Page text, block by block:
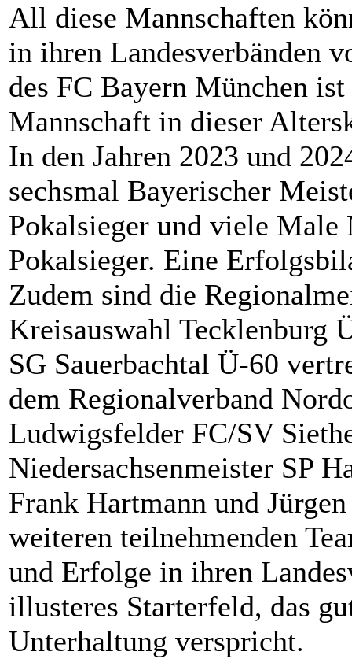
All diese Mannschaften
in ihren Landesverbänden
des FC Bayern München
Mannschaft in dieser
In den Jahren 2023 und
sechsmal Bayerischer
Pokalsieger und viele
Pokalsieger. Eine
Zudem sind die
Kreisauswahl Tecklenburg
SG Sauerbachtal Ü-60
dem Regionalverband
Ludwigsfelder FC/SV
Niedersachsenmeister SP
Frank Hartmann und
weiteren teilnehmenden
und Erfolge in ihren
illusteres Starterfeld, das
Unterhaltung verspricht.